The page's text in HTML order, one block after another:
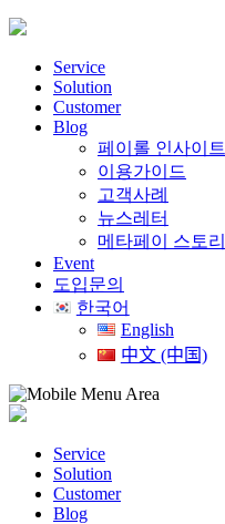
Skip
contentService
Solution
Customer
Blog
페이롤 인사이트
이용가이드
고객사례
뉴스레터
메타페이 스토리
Event
도입문의
한국어
English
中文 (中国)
Service
Solution
Customer
Blog